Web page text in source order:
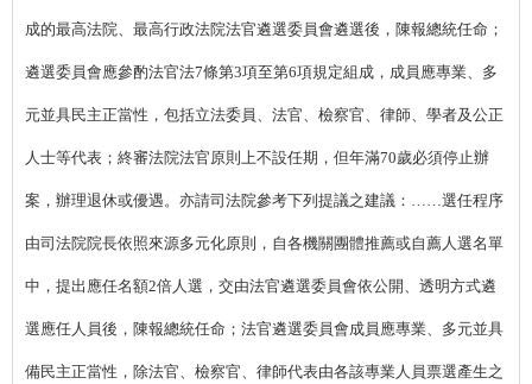
成的最高法院、最高行政法院法官遴選委員會遴選後，陳報總統任命；
遴選委員會應參酌法官法7條第3項至第6項規定組成，成員應專業、多
元並具民主正當性，包括立法委員、法官、檢察官、律師、學者及公正
人士等代表；終審法院法官原則上不設任期，但年滿70歲必須停止辦
案，辦理退休或優遇。亦請司法院參考下列提議之建議：……選任程序
由司法院院長依照來源多元化原則，自各機關團體推薦或自薦人選名單
中，提出應任名額2倍人選，交由法官遴選委員會依公開、透明方式遴
選應任人員後，陳報總統任命；法官遴選委員會成員應專業、多元並具
備民主正當性，除法官、檢察官、律師代表由各該專業人員票選產生之